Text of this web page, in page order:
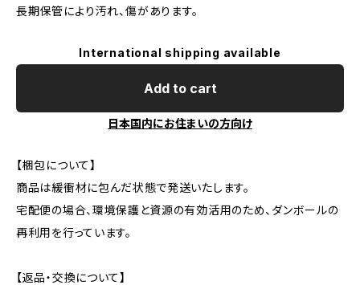
長期保管により汚れ、傷があります。
International shipping available
Add to cart
日本国内にお住まいの方向け
【梱包について】
商品は緩衝材に包んだ状態で発送いたします。
宅配便の場合、環境保護と資源の有効活用のため、ダンボールの
再利用を行っています。
【返品・交換について】